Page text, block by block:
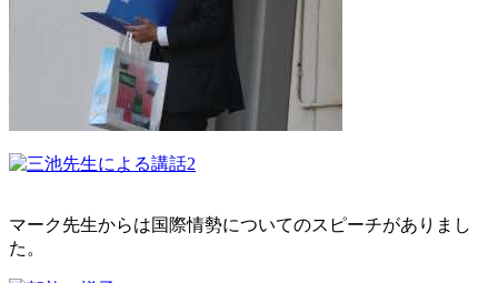
マーク先生からは国際情勢についてのスピーチがありまし
た。